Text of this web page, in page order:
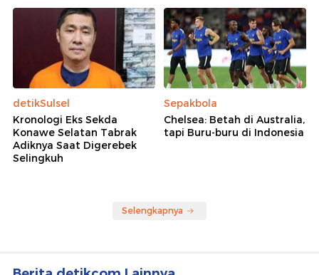
detikSulsel
Kronologi Eks Sekda
Konawe Selatan Tabrak
Adiknya Saat Digerebek
Selingkuh
Sepakbola
Chelsea: Betah di Australia,
tapi Buru-buru di Indonesia
Selengkapnya